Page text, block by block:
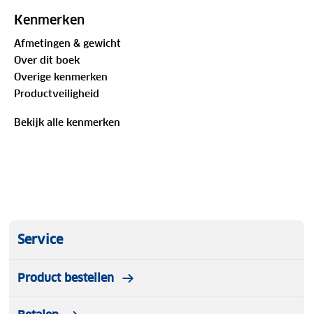
veel ingetekende routes waaronder lange-
kaart veel topografische en toeristische informatie
zoals hoogtelijnen, bezienswaardigheden,
uitzichtpunten, stranden enz. Berghutten en
campings zijn goed terug te vinden op deze kaarten.
Toeristische bezienswaardigheden worden met
Kenmerken
Afmetingen & gewicht
Over dit boek
Overige kenmerken
Productveiligheid
Bekijk alle kenmerken
Service
Product bestellen